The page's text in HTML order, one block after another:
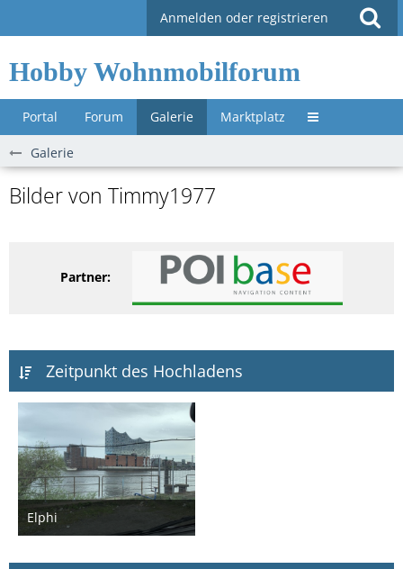
Anmelden oder registrieren
Hobby Wohnmobilforum
Portal Forum Galerie Marktplatz Untermenü »
Galerie
Bilder von Timmy1977
Partner:
Zeitpunkt des Hochladens
Elphi
8. April 2024